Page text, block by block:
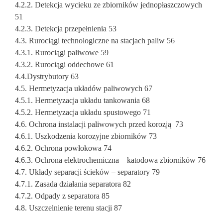
4.2.2. Detekcja wycieku ze zbiorników jednopłaszczowych
51
4.2.3. Detekcja przepełnienia 53
4.3. Rurociągi technologiczne na stacjach paliw 56
4.3.1. Rurociągi paliwowe 59
4.3.2. Rurociągi oddechowe 61
4.4.Dystrybutory 63
4.5. Hermetyzacja układów paliwowych 67
4.5.1. Hermetyzacja układu tankowania 68
4.5.2. Hermetyzacja układu spustowego 71
4.6. Ochrona instalacji paliwowych przed korozją 73
4.6.1. Uszkodzenia korozyjne zbiorników 73
4.6.2. Ochrona powłokowa 74
4.6.3. Ochrona elektrochemiczna – katodowa zbiorników 76
4.7. Układy separacji ścieków – separatory 79
4.7.1. Zasada działania separatora 82
4.7.2. Odpady z separatora 85
4.8. Uszczelnienie terenu stacji 87